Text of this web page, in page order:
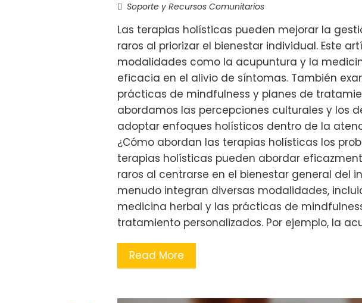
Soporte y Recursos Comunitarios
Las terapias holísticas pueden mejorar la
raros al priorizar el bienestar individual. Este
modalidades como la acupuntura y la
eficacia en el alivio de síntomas. También
prácticas de mindfulness y planes de
abordamos las percepciones culturales y los
adoptar enfoques holísticos dentro de la
¿Cómo abordan las terapias holísticas los
terapias holísticas pueden abordar
raros al centrarse en el bienestar general del
menudo integran diversas modalidades,
medicina herbal y las prácticas de
tratamiento personalizados. Por ejemplo, la
Read More